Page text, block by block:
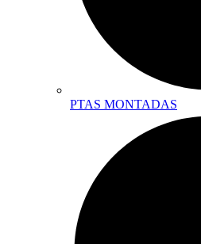
PTAS MONTADAS